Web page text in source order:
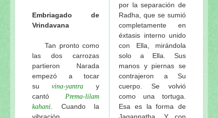
Embriagado de
Vrindavana
Tan pronto como
las dos carrozas
partieron Narada
empezó a tocar
su vina-yantra y
cantó Prema-lilam
kahani . Cuando la
vibración
por la separación de
Radha, que se sumió
completamente en
éxtasis interno unido
con Ella, mirándola
solo a Ella. Sus
manos y piernas se
contrajeron a Su
cuerpo. Se volvió
como una tortuga.
Esa es la forma de
Jagannatha. Y con